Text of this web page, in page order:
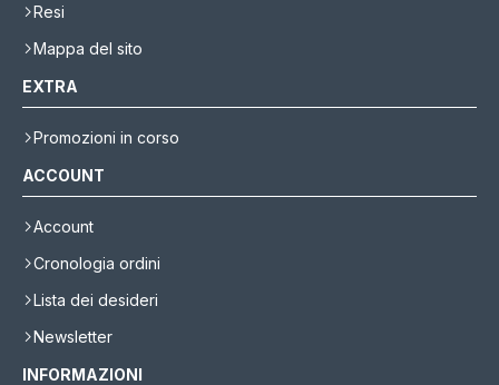
Resi
Mappa del sito
EXTRA
Promozioni in corso
ACCOUNT
Account
Cronologia ordini
Lista dei desideri
Newsletter
INFORMAZIONI